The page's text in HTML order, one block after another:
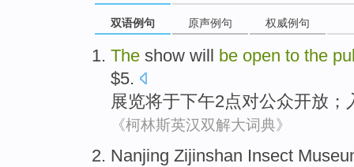
双语例句 原声例句 权威例句
The show will be open to the
$5.
展览将于下午2点对公众开放 ；
《柯林斯英汉双解大词典》
Nanjing Zijinshan Insect